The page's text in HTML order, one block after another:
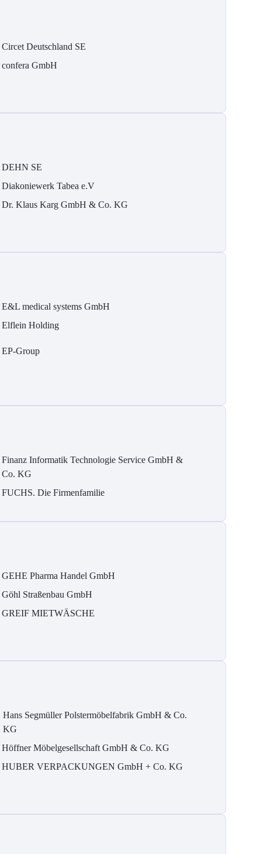
Circet Deutschland SE
confera GmbH
DEHN SE
Diakoniewerk Tabea e.V
Dr. Klaus Karg GmbH & Co. KG
E&L medical systems GmbH
Elflein Holding
EP-Group
Finanz Informatik Technologie Service GmbH &
Co. KG
FUCHS. Die Firmenfamilie
GEHE Pharma Handel GmbH
Göhl Straßenbau GmbH
GREIF MIETWÄSCHE
Hans Segmüller Polstermöbelfabrik GmbH & Co.
KG
Höffner Möbelgesellschaft GmbH & Co. KG
HUBER VERPACKUNGEN GmbH + Co. KG